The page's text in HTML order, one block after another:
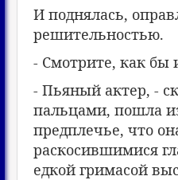
И поднялась,
решительностью.
- Смотрите, как бы
- Пьяный актер, -
пальцами, пошла
предплечье, что
раскосившимися
едкой гримасой